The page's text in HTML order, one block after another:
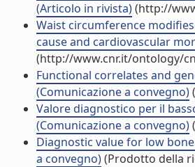
(Articolo in rivista)(http://
Waist circumference
cause and cardiovascular
(http://www.cnr.it/ontology/
Functional correlates and
(Comunicazione a convegno)
Valore diagnostico per il
(Comunicazione a convegno)
Diagnostic value for low
a convegno)(Prodotto della